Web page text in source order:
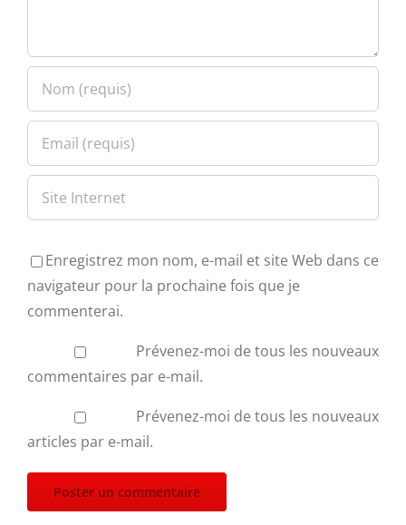
Enregistrez mon nom, e-mail et site Web dans ce
navigateur pour la prochaine fois que je
commenterai.
Prévenez-moi de tous les nouveaux
commentaires par e-mail.
Prévenez-moi de tous les nouveaux
articles par e-mail.